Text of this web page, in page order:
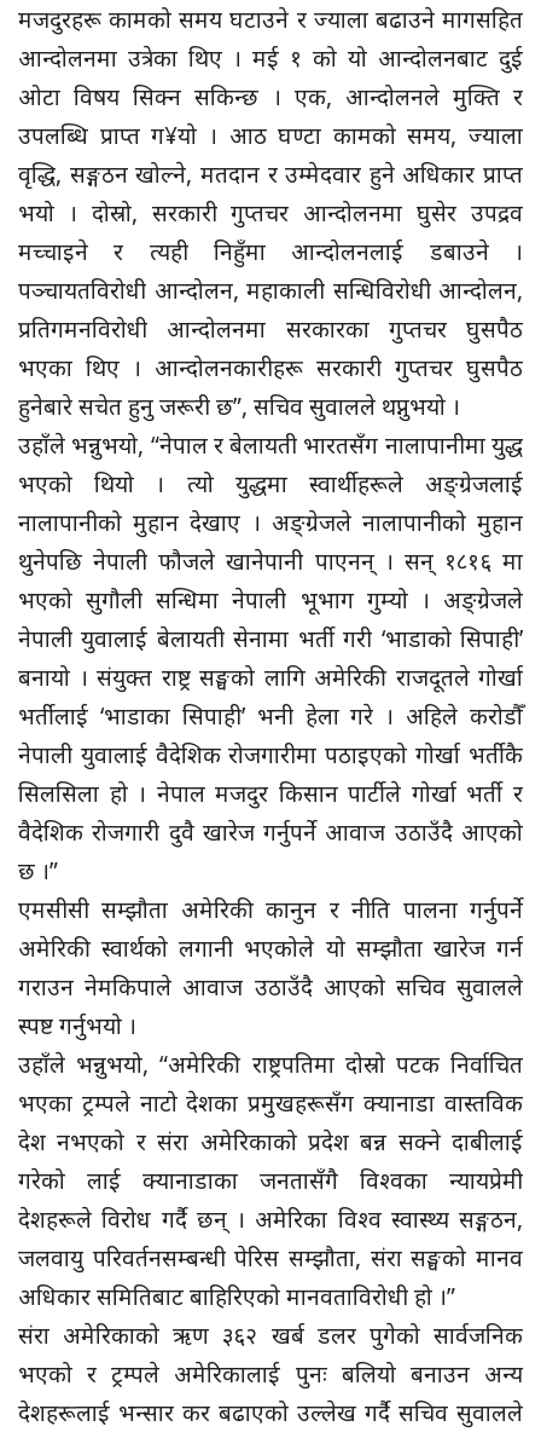
मजदुरहरू कामको समय घटाउने र ज्याला बढाउने मागसहित
आन्दोलनमा उत्रेका थिए । मई १ को यो आन्दोलनबाट दुई
ओटा विषय सिक्न सकिन्छ । एक, आन्दोलनले मुक्ति र
उपलब्धि प्राप्त ग¥यो । आठ घण्टा कामको समय, ज्याला
वृद्धि, सङ्गठन खोल्ने, मतदान र उम्मेदवार हुने अधिकार प्राप्त
भयो । दोस्रो, सरकारी गुप्तचर आन्दोलनमा घुसेर उपद्रव
मच्चाइने र त्यही निहुँमा आन्दोलनलाई डबाउने ।
पञ्चायतविरोधी आन्दोलन, महाकाली सन्धिविरोधी आन्दोलन,
प्रतिगमनविरोधी आन्दोलनमा सरकारका गुप्तचर घुसपैठ
भएका थिए । आन्दोलनकारीहरू सरकारी गुप्तचर घुसपैठ
हुनेबारे सचेत हुनु जरूरी छ”, सचिव सुवालले थप्नुभयो ।
उहाँले भन्नुभयो, “नेपाल र बेलायती भारतसँग नालापानीमा युद्ध
भएको थियो । त्यो युद्धमा स्वार्थीहरूले अङ्ग्रेजलाई
नालापानीको मुहान देखाए । अङ्ग्रेजले नालापानीको मुहान
थुनेपछि नेपाली फौजले खानेपानी पाएनन् । सन् १८१६ मा
भएको सुगौली सन्धिमा नेपाली भूभाग गुम्यो । अङ्ग्रेजले
नेपाली युवालाई बेलायती सेनामा भर्ती गरी ‘भाडाको सिपाही’
बनायो । संयुक्त राष्ट्र सङ्घको लागि अमेरिकी राजदूतले गोर्खा
भर्तीलाई ‘भाडाका सिपाही’ भनी हेला गरे । अहिले करोडौँ
नेपाली युवालाई वैदेशिक रोजगारीमा पठाइएको गोर्खा भर्तीकै
सिलसिला हो । नेपाल मजदुर किसान पार्टीले गोर्खा भर्ती र
वैदेशिक रोजगारी दुवै खारेज गर्नुपर्ने आवाज उठाउँदै आएको
छ ।”
एमसीसी सम्झौता अमेरिकी कानुन र नीति पालना गर्नुपर्ने
अमेरिकी स्वार्थको लगानी भएकोले यो सम्झौता खारेज गर्न
गराउन नेमकिपाले आवाज उठाउँदै आएको सचिव सुवालले
स्पष्ट गर्नुभयो ।
उहाँले भन्नुभयो, “अमेरिकी राष्ट्रपतिमा दोस्रो पटक निर्वाचित
भएका ट्रम्पले नाटो देशका प्रमुखहरूसँग क्यानाडा वास्तविक
देश नभएको र संरा अमेरिकाको प्रदेश बन्न सक्ने दाबीलाई
गरेको लाई क्यानाडाका जनतासँगै विश्वका न्यायप्रेमी
देशहरूले विरोध गर्दै छन् । अमेरिका विश्व स्वास्थ्य सङ्गठन,
जलवायु परिवर्तनसम्बन्धी पेरिस सम्झौता, संरा सङ्घको मानव
अधिकार समितिबाट बाहिरिएको मानवताविरोधी हो ।”
संरा अमेरिकाको ऋण ३६२ खर्ब डलर पुगेको सार्वजनिक
भएको र ट्रम्पले अमेरिकालाई पुनः बलियो बनाउन अन्य
देशहरूलाई भन्सार कर बढाएको उल्लेख गर्दै सचिव सुवालले